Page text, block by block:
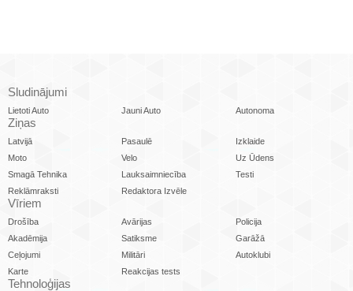
Sludinājumi
Lietoti Auto Jauni Auto Autonoma
Ziņas
Latvijā Pasaulē
Izklaide
Moto
Velo
Uz Ūdens
Smagā Tehnika
Lauksaimniecība
Testi
Reklāmraksti
Redaktora Izvēle
Vīriem
Drošība Avārijas
Policija
Akadēmija
Satiksme
Garāžā
Ceļojumi
Militāri
Autoklubi
Karte
Reakcijas tests
Tehnoloģijas